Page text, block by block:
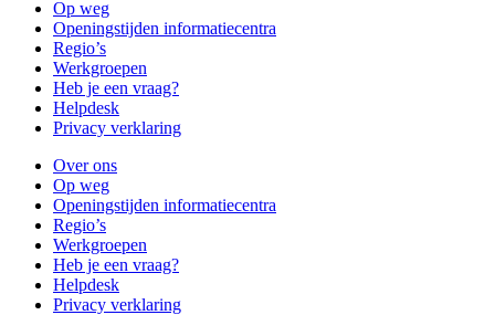
Op weg
Openingstijden informatiecentra
Regio’s
Werkgroepen
Heb je een vraag?
Helpdesk
Privacy verklaring
Over ons
Op weg
Openingstijden informatiecentra
Regio’s
Werkgroepen
Heb je een vraag?
Helpdesk
Privacy verklaring